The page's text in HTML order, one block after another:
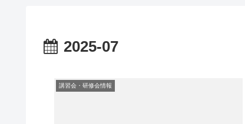
2025-07
講習会・研修会情報